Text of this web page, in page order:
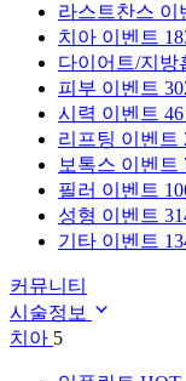
라스트찬스 이
치아 이벤트
다이어트/지방
피부 이벤트
시력 이벤트 46
리프팅 이벤트
보톡스 이벤트
필러 이벤트
성형 이벤트
기타 이벤트
커뮤니티
시술정보
치아 5